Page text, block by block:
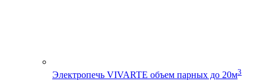
Электропечь VIVARTE объем парных до 20м3